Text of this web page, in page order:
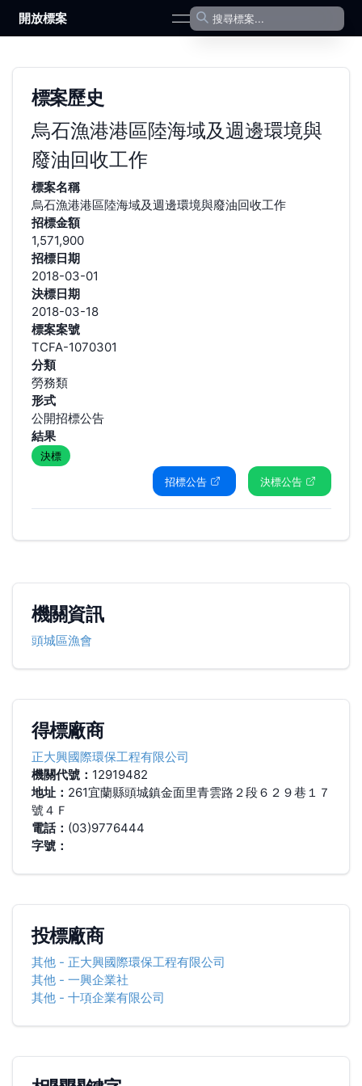
開放標案 open navigation menu
標案歷史
烏石漁港港區陸海域及週邊環境與
廢油回收工作
標案名稱
烏石漁港港區陸海域及週邊環境與廢油回收工作
招標金額
1,571,900
招標日期
2018-03-01
決標日期
2018-03-18
標案案號
TCFA-1070301
分類
勞務類
形式
公開招標公告
結果
決標
招標公告
決標公告
機關資訊
頭城區漁會
得標廠商
正大興國際環保工程有限公司
機關代號： 12919482
地址： 261宜蘭縣頭城鎮金面里青雲路２段６２９巷１７
號４Ｆ
電話： (03)9776444
字號：
投標廠商
其他- 正大興國際環保工程有限公司
其他- 一興企業社
其他- 十項企業有限公司